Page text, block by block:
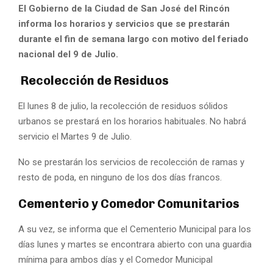
El Gobierno de la Ciudad de San José del Rincón
informa los horarios y servicios que se prestarán
durante el fin de semana largo con motivo del feriado
nacional del 9 de Julio.
Recolección de Residuos
El lunes 8 de julio, la recolección de residuos sólidos
urbanos se prestará en los horarios habituales. No habrá
servicio el Martes 9 de Julio.
No se prestarán los servicios de recolección de ramas y
resto de poda, en ninguno de los dos días francos.
Cementerio y Comedor Comunitarios
A su vez, se informa que el Cementerio Municipal para los
días lunes y martes se encontrara abierto con una guardia
mínima para ambos días y el Comedor Municipal